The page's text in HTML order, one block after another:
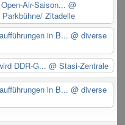
Air-Saison... @
Zitadelle
in B... @ diverse
DDR-G...@ Stasi-Zentrale
in B... @ diverse